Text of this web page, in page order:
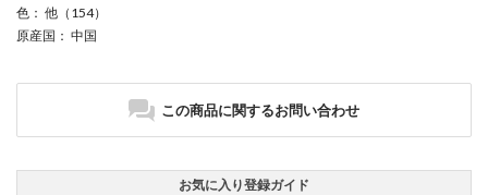
色 ： 他（154）
原産国 ： 中国
この商品に関するお問い合わせ
お気に入り登録ガイド